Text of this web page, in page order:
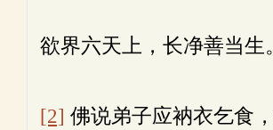
欲界六天上，长净善当生。
[2] 佛说弟子应衲衣乞食